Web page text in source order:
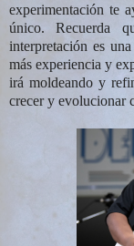
experimentación te
único. Recuerda
interpretación es
más experiencia y
irá moldeando y
crecer y evolucionar